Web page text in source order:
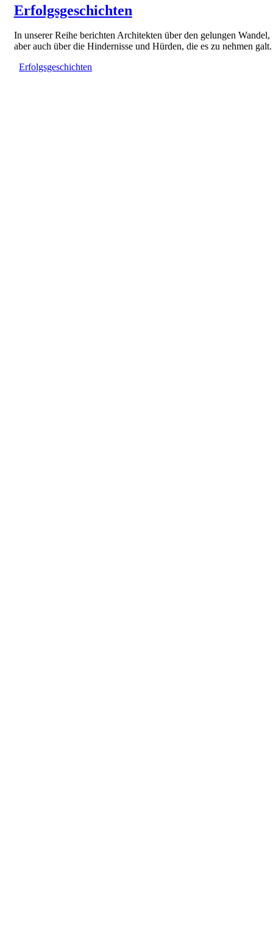
Erfolgsgeschichten
In unserer Reihe berichten Architekten über den gelungen Wandel,
aber auch über die Hindernisse und Hürden, die es zu nehmen galt.
Erfolgsgeschichten